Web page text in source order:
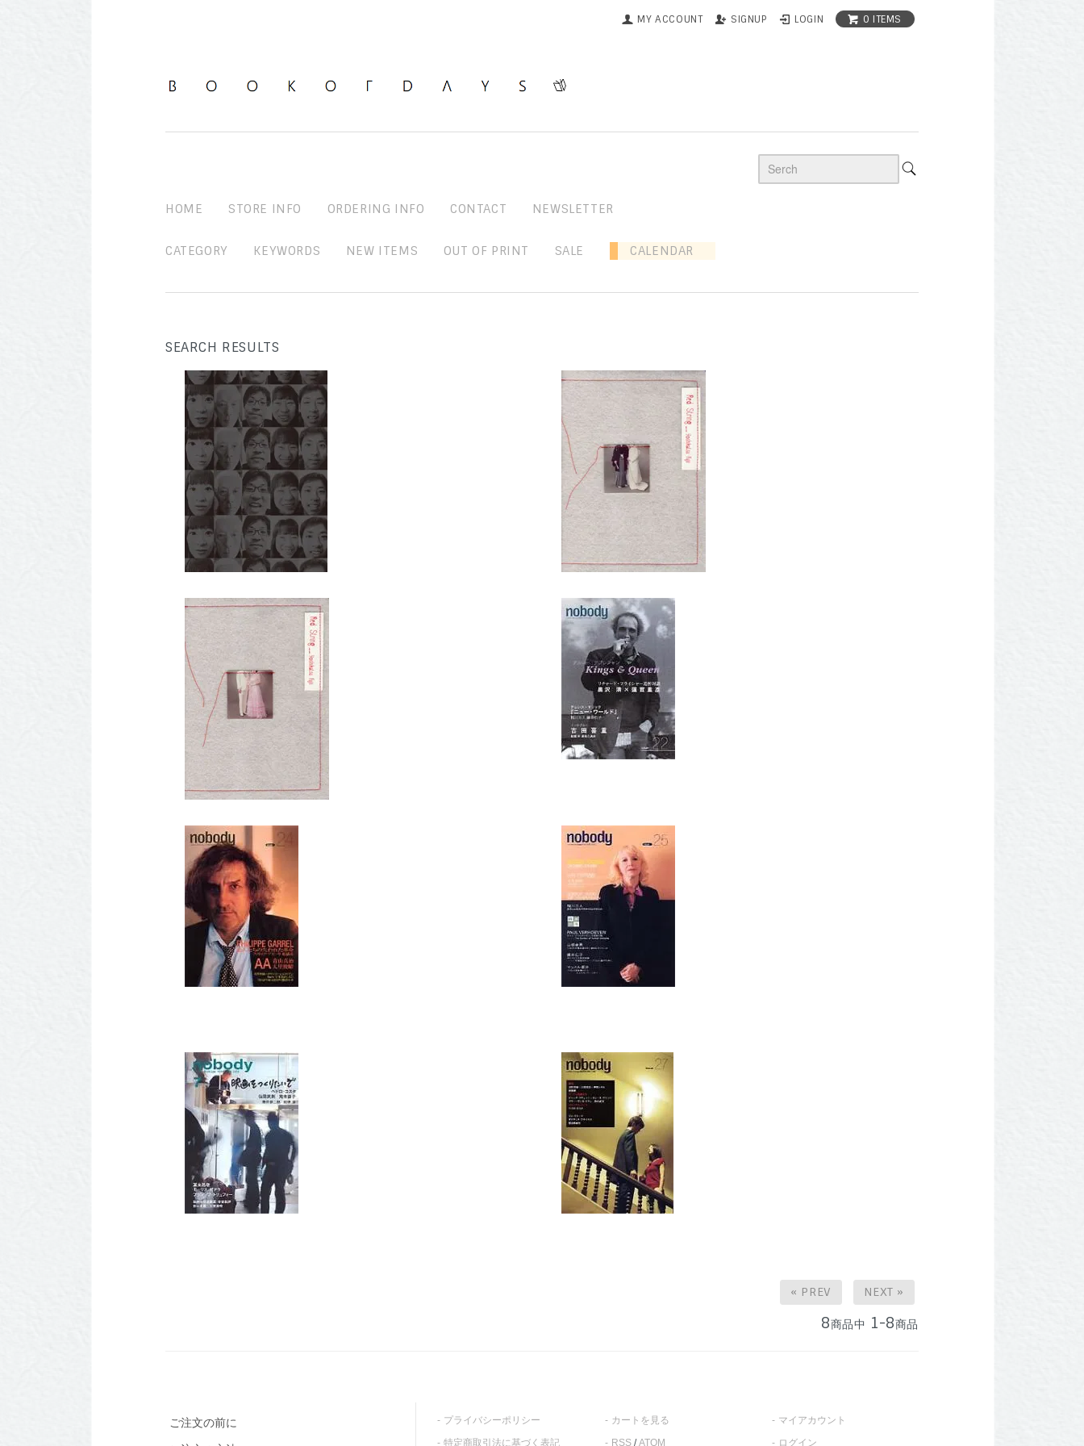
MY ACCOUNT SIGNUP LOGIN 0 ITEMS
HOME STORE INFO ORDERING INFO CONTACT NEWSLETTER
CATEGORY KEYWORDS NEW ITEMS OUT OF PRINT SALE CALENDAR
SEARCH RESULTS
« PREV NEXT »
8商品中 1-8商品
ご注文の前に
プライバシーポリシー
特定商取引法に基づく表記
カートを見る
RSS/ATOM
マイアカウント
ログイン